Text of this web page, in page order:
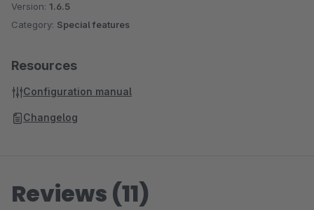
Version: 1.6.5
Category: Special features
Resources
Configuration manual
Changelog
Reviews (11)